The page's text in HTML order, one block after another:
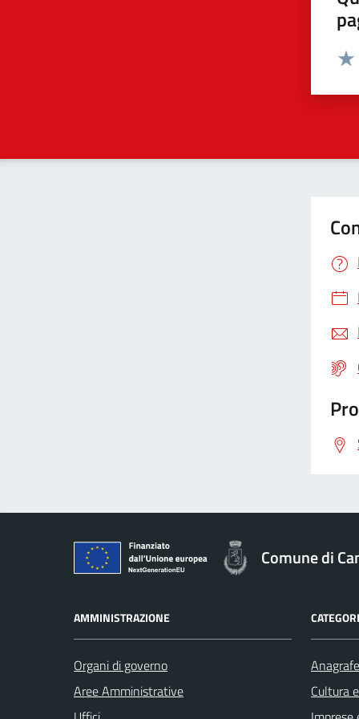
Comune di
AMMINISTRAZIONE
Organi di governo
Aree Amministrative
Cultura